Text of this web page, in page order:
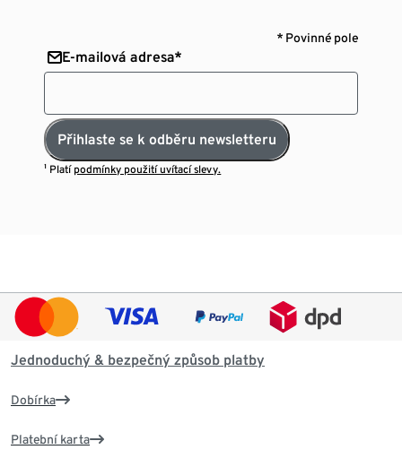
* Povinné pole
E-mailová adresa*
Přihlaste se k odběru newsletteru
¹ Platí podmínky použití uvítací slevy.
Jednoduchý & bezpečný způsob platby
Dobírka
Platební karta